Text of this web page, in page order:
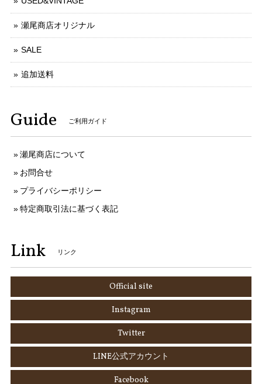
瀬尾商店オリジナル
SALE
追加送料
Guide ご利用ガイド
瀬尾商店について
お問合せ
プライバシーポリシー
特定商取引法に基づく表記
Link リンク
Official site
Instagram
Twitter
LINE公式アカウント
Facebook